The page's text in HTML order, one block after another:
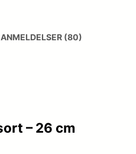
ANMELDELSER (80)
– 26 cm